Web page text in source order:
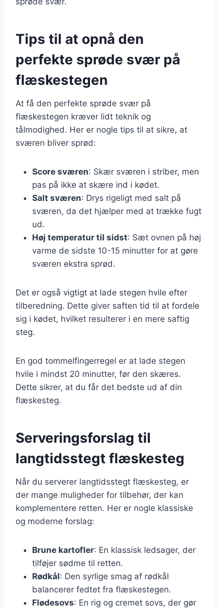
Tips til at opnå den
perfekte sprøde svær på
flæskestegen
At få den perfekte sprøde svær på
flæskestegen kræver lidt teknik og
tålmodighed. Her er nogle tips til at sikre, at
sværen bliver sprød:
Score sværen: Skær sværen i striber, men
pas på ikke at skære ind i kødet.
Salt sværen: Drys rigeligt med salt på
sværen, da det hjælper med at trække fugt
ud.
Høj temperatur til sidst: Sæt ovnen på høj
varme de sidste 10-15 minutter for at gøre
sværen ekstra sprød.
Det er også vigtigt at lade stegen hvile efter
tilberedning. Dette giver saften tid til at fordele
sig i kødet, hvilket resulterer i en mere saftig
steg.
En god tommelfingerregel er at lade stegen
hvile i mindst 20 minutter, før den skæres.
Dette sikrer, at du får det bedste ud af din
flæskesteg.
Serveringsforslag til
langtidsstegt flæskesteg
Når du serverer langtidsstegt flæskesteg, er
der mange muligheder for tilbehør, der kan
komplementere retten. Her er nogle klassiske
og moderne forslag:
Brune kartofler: En klassisk ledsager, der
tilføjer sødme til retten.
Rødkål: Den syrlige smag af rødkål
balancerer fedtet fra flæskestegen.
Flødesovs: En rig og cremet sovs, der gør